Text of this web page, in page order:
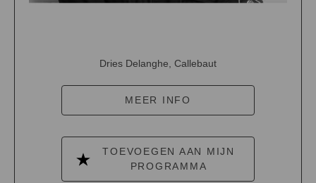
Dries Delanghe, Callebaut
MEER INFO
TOEVOEGEN AAN MIJN
PROGRAMMA